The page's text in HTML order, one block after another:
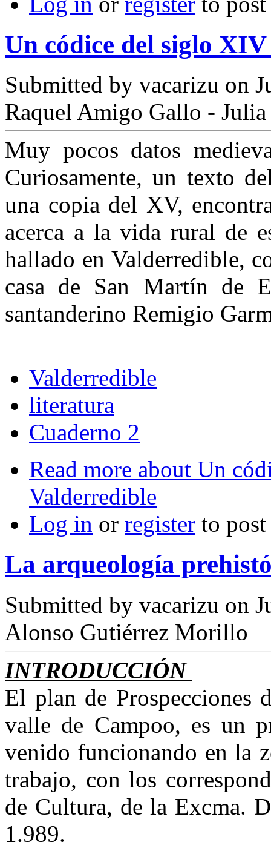
Un códice del siglo
Submitted by vacarizu on
Raquel Amigo Gallo - Julia
Muy pocos datos
Curiosamente, un texto
una copia del XV,
acerca a la vida rural de
hallado en Valderredible,
casa de San Martín de
santanderino Remigio
Valderredible
literatura
Cuaderno 2
Read more about Un
Valderredible
Log in or register to
La arqueología
Submitted by vacarizu on
Alonso Gutiérrez Morillo
INTRODUCCIÓN
El plan de Prospecciones
valle de Campoo, es un
venido funcionando en la
trabajo, con los
de Cultura, de la Excma.
1.989.